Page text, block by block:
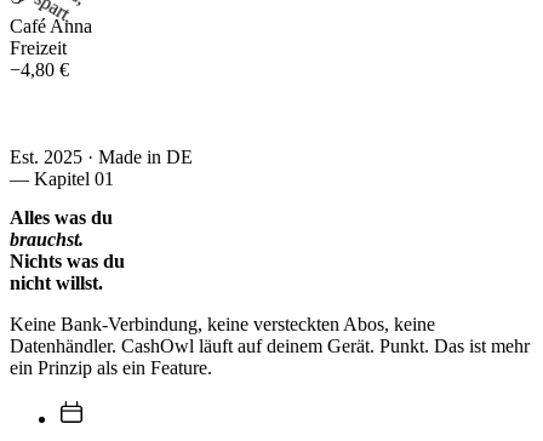
Café Anna
Freizeit
−4,80 €
Est. 2025 · Made in DE
— Kapitel 01
Alles was du
brauchst.
Nichts was du
nicht willst.
Keine Bank-Verbindung, keine versteckten Abos, keine
Datenhändler. CashOwl läuft auf deinem Gerät. Punkt. Das ist mehr
ein Prinzip als ein Feature.